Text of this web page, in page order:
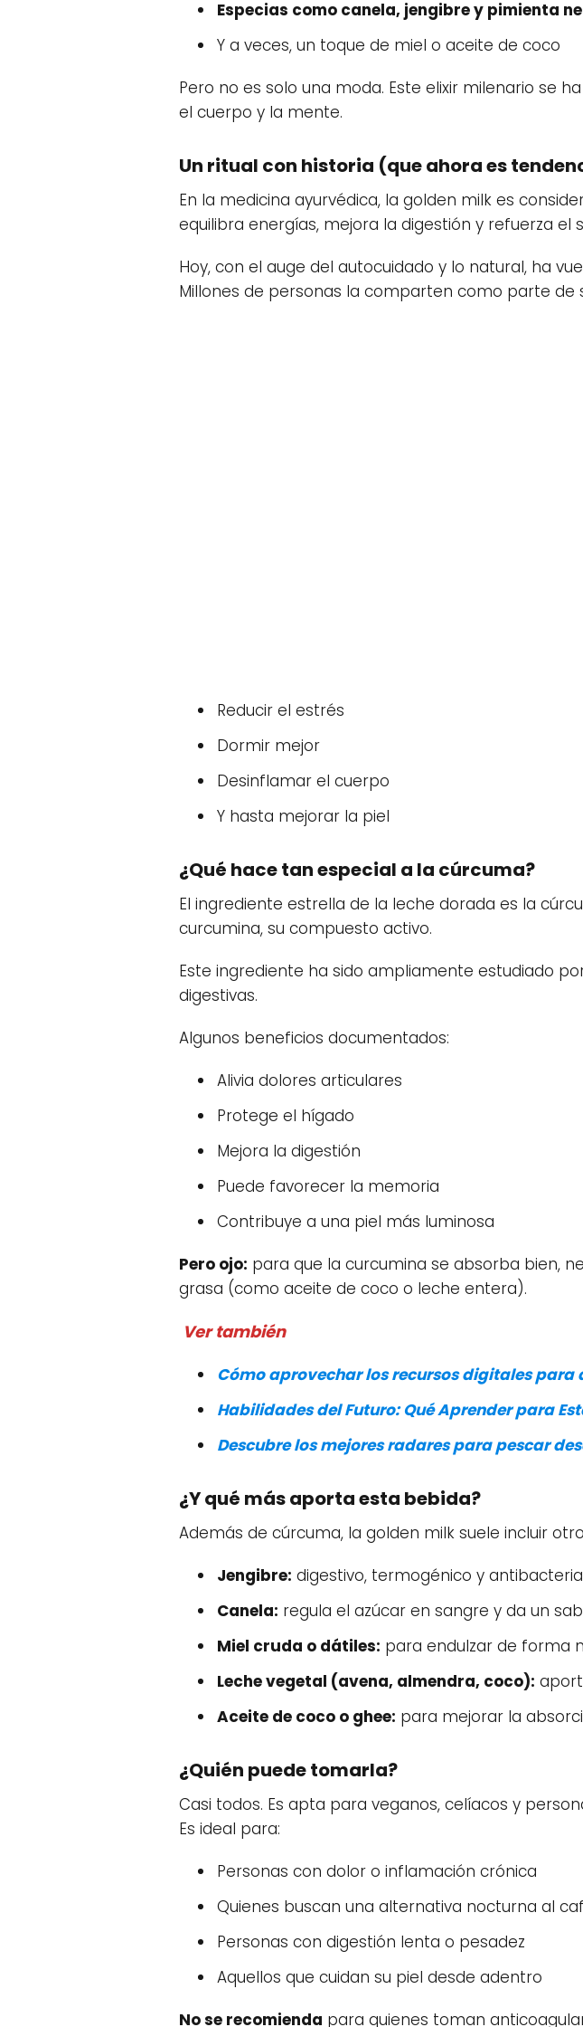
Especias como canela, jengibre y pimienta
Y a veces, un toque de miel o aceite de coco
Pero no es solo una moda. Este elixir milenario se
el cuerpo y la mente.
Un ritual con historia (que ahora es
En la medicina ayurvédica, la golden milk es
equilibra energías, mejora la digestión y refuerza el
Hoy, con el auge del autocuidado y lo natural, ha
Millones de personas la comparten como parte de
Reducir el estrés
Dormir mejor
Desinflamar el cuerpo
Y hasta mejorar la piel
¿Qué hace tan especial a la cúrcuma?
El ingrediente estrella de la leche dorada es la
curcumina, su compuesto activo.
Este ingrediente ha sido ampliamente estudiado
digestivas.
Algunos beneficios documentados:
Alivia dolores articulares
Protege el hígado
Mejora la digestión
Puede favorecer la memoria
Contribuye a una piel más luminosa
Pero ojo: para que la curcumina se absorba bien,
grasa (como aceite de coco o leche entera).
Ver también
Cómo aprovechar los recursos digitales para
Habilidades del Futuro: Qué Aprender para
Descubre los mejores radares para pescar
¿Y qué más aporta esta bebida?
Además de cúrcuma, la golden milk suele incluir
Jengibre: digestivo, termogénico y
Canela: regula el azúcar en sangre y da un
Miel cruda o dátiles: para endulzar de forma
Leche vegetal (avena, almendra, coco):
Aceite de coco o ghee: para mejorar la
¿Quién puede tomarla?
Casi todos. Es apta para veganos, celíacos y
Es ideal para:
Personas con dolor o inflamación crónica
Quienes buscan una alternativa nocturna al
Personas con digestión lenta o pesadez
Aquellos que cuidan su piel desde adentro
No se recomienda para quienes toman